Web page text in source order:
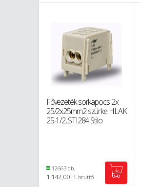
Fővezeték sorkapocs 2x
25/2x25mm2 szürke HLAK
25-1/2, STI284 Stilo
12663 db.
1 142,00 Ft bruttó